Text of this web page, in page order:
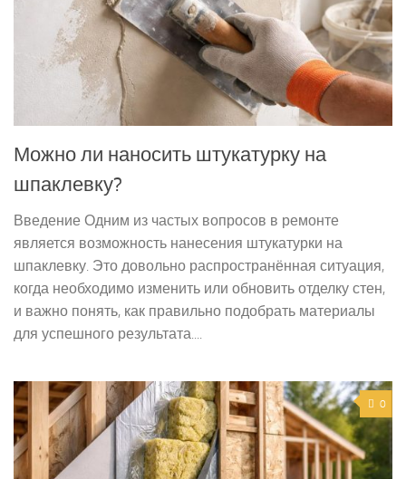
Можно ли наносить штукатурку на
шпаклевку?
Введение Одним из частых вопросов в ремонте
является возможность нанесения штукатурки на
шпаклевку. Это довольно распространённая ситуация,
когда необходимо изменить или обновить отделку стен,
и важно понять, как правильно подобрать материалы
для успешного результата....
0